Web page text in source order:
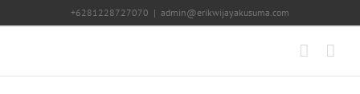
+6281228727070 | admin@erikwijayakusuma.com